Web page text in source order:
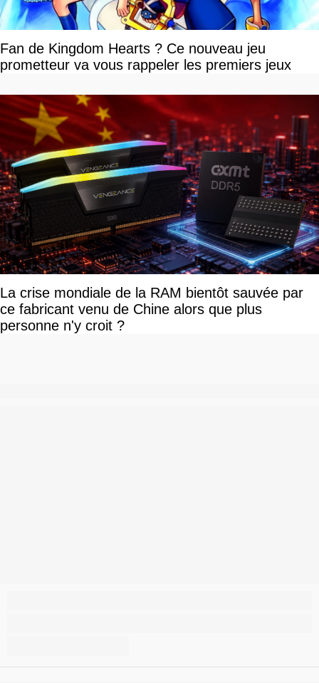
Fan de Kingdom Hearts ? Ce nouveau jeu
prometteur va vous rappeler les premiers jeux
La crise mondiale de la RAM bientôt sauvée par
ce fabricant venu de Chine alors que plus
personne n'y croit ?